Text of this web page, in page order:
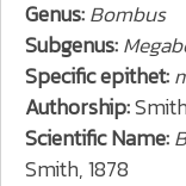
Genus:Bombus
Subgenus:
Specific epithet:
Authorship:
Scientific Name:
Smith, 1878